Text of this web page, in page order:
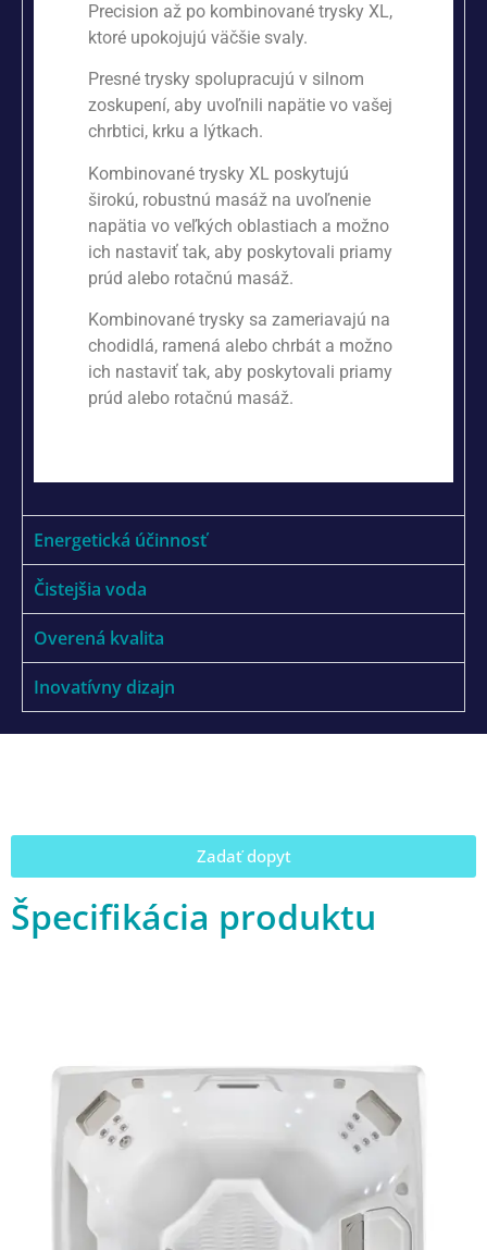
Precision až po kombinované trysky XL,
ktoré upokojujú väčšie svaly.
Presné trysky spolupracujú v silnom
zoskupení, aby uvoľnili napätie vo vašej
chrbtici, krku a lýtkach.
Kombinované trysky XL poskytujú
širokú, robustnú masáž na uvoľnenie
napätia vo veľkých oblastiach a možno
ich nastaviť tak, aby poskytovali priamy
prúd alebo rotačnú masáž.
Kombinované trysky sa zameriavajú na
chodidlá, ramená alebo chrbát a možno
ich nastaviť tak, aby poskytovali priamy
prúd alebo rotačnú masáž.
Energetická účinnosť
Čistejšia voda
Overená kvalita
Inovatívny dizajn
Zadať dopyt
Špecifikácia produktu